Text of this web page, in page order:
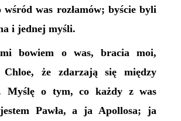
wśród was rozłamów; byście byli
i jednej myśli.
mi bowiem o was, bracia moi,
że zdarzają się między
Myślę o tym, co każdy z was
Pawła, a ja Apollosa; ja